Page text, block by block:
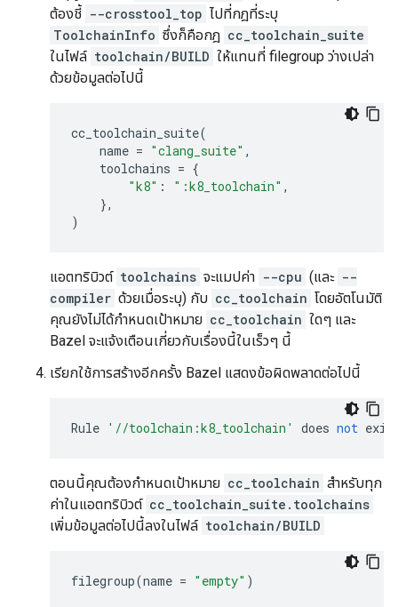
ต้องชี้ --crosstool_top ไปที่กฎที่ระบุ
ToolchainInfo ซึ่งก็คือกฎ cc_toolchain_suite
ในไฟล์ toolchain/BUILD ให้แทนที่ filegroup ว่างเปล่า
ด้วยข้อมูลต่อไปนี้
cc_toolchain_suite(
name = "clang_suite" ,
toolchains = {
"k8" : ":k8_toolchain" ,
},
)
แอตทริบิวต์ toolchains จะแมปค่า --cpu (และ --
compiler ด้วยเมื่อระบุ) กับ cc_toolchain โดยอัตโนมัติ
คุณยังไม่ได้กำหนดเป้าหมาย cc_toolchain ใดๆ และ
Bazel จะแจ้งเตือนเกี่ยวกับเรื่องนี้ในเร็วๆ นี้
เรียกใช้การสร้างอีกครั้ง Bazel แสดงข้อผิดพลาดต่อไปนี้
Rule '//toolchain:k8_toolchain' does not
ตอนนี้คุณต้องกำหนดเป้าหมาย cc_toolchain สำหรับทุก
ค่าในแอตทริบิวต์ cc_toolchain_suite.toolchains
เพิ่มข้อมูลต่อไปนี้ลงในไฟล์ toolchain/BUILD
filegroup(name = "empty" )